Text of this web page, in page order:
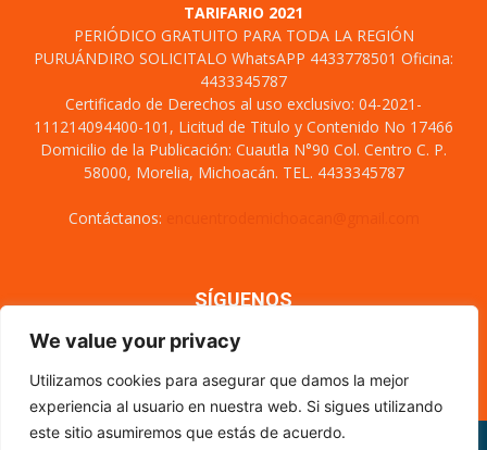
We value your privacy
Utilizamos cookies para asegurar que damos la mejor
experiencia al usuario en nuestra web. Si sigues utilizando
este sitio asumiremos que estás de acuerdo.
TARIFARIO 2021
PERIÓDICO GRATUITO PARA TODA LA REGIÓN
PURUÁNDIRO SOLICITALO WhatsAPP 4433778501 Oficina:
4433345787
Certificado de Derechos al uso exclusivo: 04-2021-
111214094400-101, Licitud de Titulo y Contenido No 17466
Domicilio de la Publicación: Cuautla N°90 Col. Centro C. P.
58000, Morelia, Michoacán. TEL. 4433345787
Contáctanos:
SÍGUENOS
Nosotros